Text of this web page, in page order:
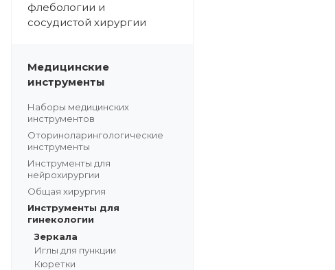
флебологии и
сосудистой хирургии
Медицинские
инструменты
Наборы медицинских
инструментов
Оториноларингологические
инструменты
Инструменты для
нейрохирургии
Общая хирургия
Инструменты для
гинекологии
Зеркала
Иглы для пункции
Кюретки